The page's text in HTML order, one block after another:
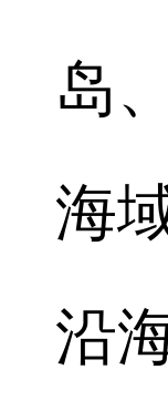
岛
海
沿